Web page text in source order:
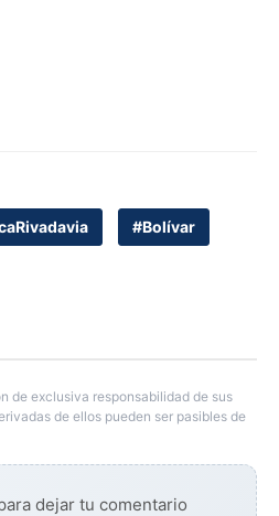
#Bolívar
de exclusiva responsabilidad de sus
de ellos pueden ser pasibles de
dejar tu comentario